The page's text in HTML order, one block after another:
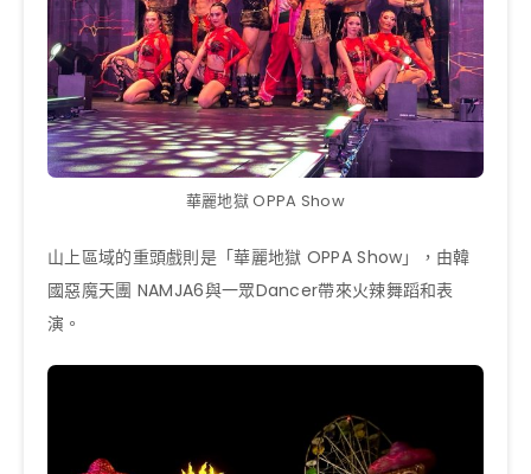
華麗地獄 OPPA Show
山上區域的重頭戲則是「華麗地獄 OPPA Show」，由韓
國惡魔天團 NAMJA6與一眾Dancer帶來火辣舞蹈和表
演。